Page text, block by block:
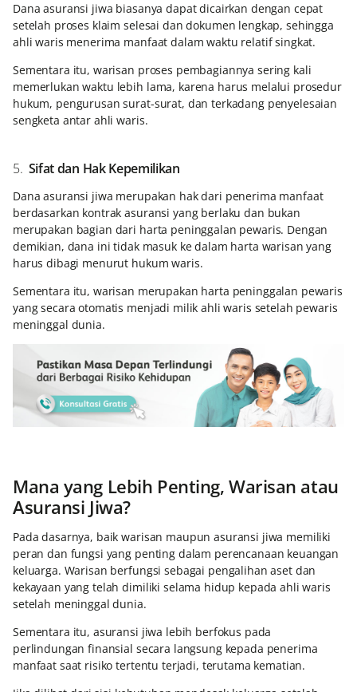
Dana asuransi jiwa biasanya dapat dicairkan dengan cepat
setelah proses klaim selesai dan dokumen lengkap, sehingga
ahli waris menerima manfaat dalam waktu relatif singkat.
Sementara itu, warisan proses pembagiannya sering kali
memerlukan waktu lebih lama, karena harus melalui prosedur
hukum, pengurusan surat-surat, dan terkadang penyelesaian
sengketa antar ahli waris.
5. Sifat dan Hak Kepemilikan
Dana asuransi jiwa merupakan hak dari penerima manfaat
berdasarkan kontrak asuransi yang berlaku dan bukan
merupakan bagian dari harta peninggalan pewaris. Dengan
demikian, dana ini tidak masuk ke dalam harta warisan yang
harus dibagi menurut hukum waris.
Sementara itu, warisan merupakan harta peninggalan pewaris
yang secara otomatis menjadi milik ahli waris setelah pewaris
meninggal dunia.
Mana yang Lebih Penting, Warisan atau
Asuransi Jiwa?
Pada dasarnya, baik warisan maupun asuransi jiwa memiliki
peran dan fungsi yang penting dalam perencanaan keuangan
keluarga. Warisan berfungsi sebagai pengalihan aset dan
kekayaan yang telah dimiliki selama hidup kepada ahli waris
setelah meninggal dunia.
Sementara itu, asuransi jiwa lebih berfokus pada
perlindungan finansial secara langsung kepada penerima
manfaat saat risiko tertentu terjadi, terutama kematian.